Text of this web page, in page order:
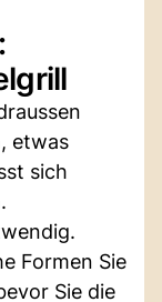
etwas
sich
Formen Sie
Sie die